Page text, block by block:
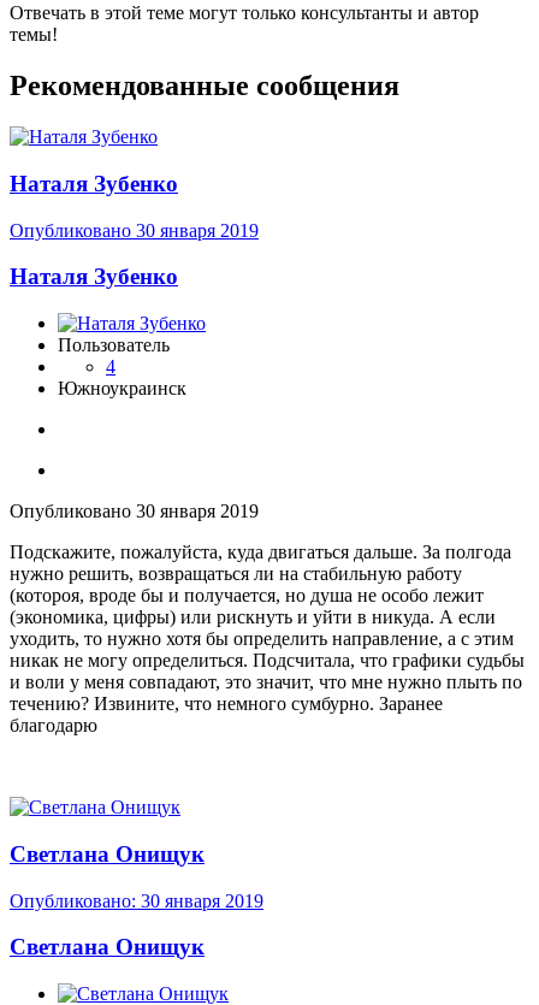
Отвечать в этой теме могут только консультанты и автор
темы!
Рекомендованные сообщения
Наталя Зубенко
Опубликовано 30 января 2019
Наталя Зубенко
Пользователь
4
Южноукраинск
Опубликовано 30 января 2019
Подскажите, пожалуйста, куда двигаться дальше. За полгода
нужно решить, возвращаться ли на стабильную работу
(котороя, вроде бы и получается, но душа не особо лежит
(экономика, цифры) или рискнуть и уйти в никуда. А если
уходить, то нужно хотя бы определить направление, а с этим
никак не могу определиться. Подсчитала, что графики судьбы
и воли у меня совпадают, это значит, что мне нужно плыть по
течению? Извините, что немного сумбурно. Заранее
благодарю
Светлана Онищук
Опубликовано: 30 января 2019
Светлана Онищук